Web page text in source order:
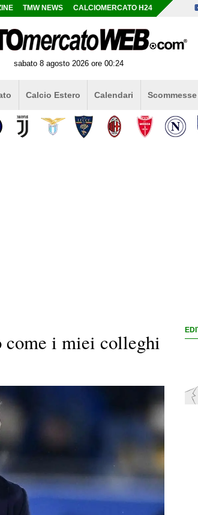
TMW NEWS CALCIOMERCATO H24
sabato 8 agosto 2026 ore 00:24
Calcio Estero Calendari Scommesse
come i miei colleghi